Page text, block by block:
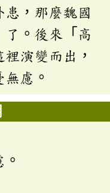
，那麼魏國
了。後來「高
演變而出，
慮。